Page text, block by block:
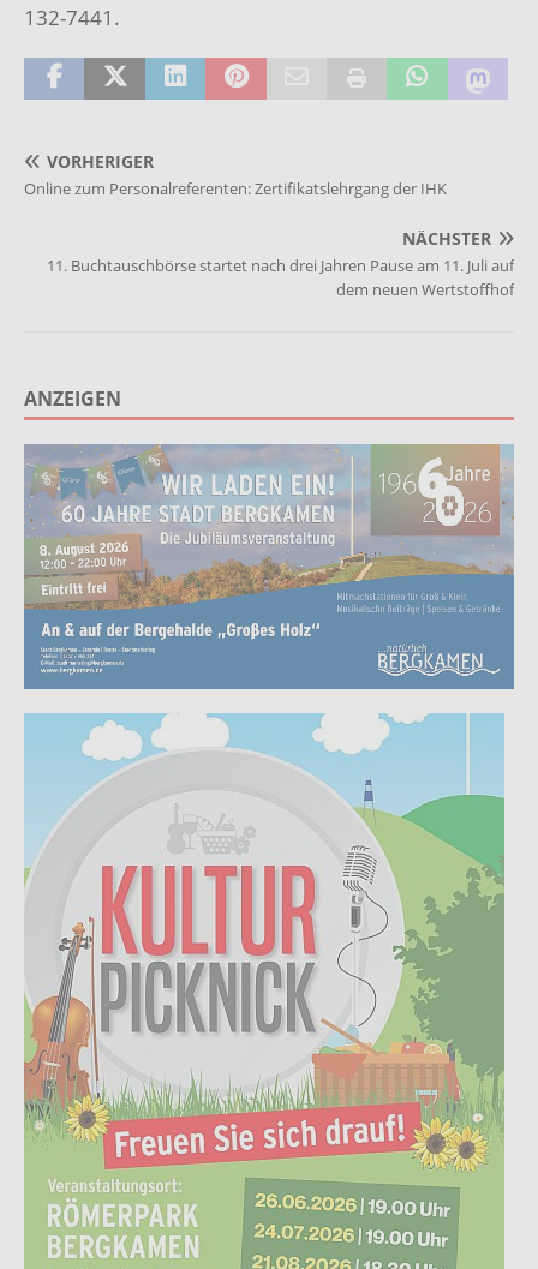
132-7441.
VORHERIGER
Online zum Personalreferenten: Zertifikatslehrgang der IHK
NÄCHSTER
11. Buchtauschbörse startet nach drei Jahren Pause am 11. Juli auf
dem neuen Wertstoffhof
ANZEIGEN